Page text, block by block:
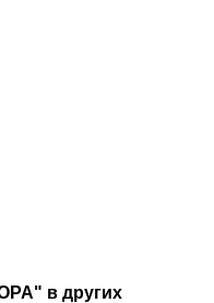
в других